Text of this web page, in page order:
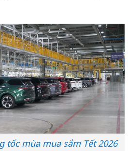
tốc mùa mua sắm Tết 2026